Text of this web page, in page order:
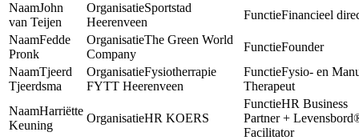
John
van Teijen
Sportstad
Heerenveen
Financieel
Fedde
Pronk
The Green World
Company
Founder
Tjeerd
Tjeerdsma
Fysiotherrapie
FYTT Heerenveen
Fysio- en
Therapeut
Harriëtte
Keuning
HR KOERS
HR Business
Partner +
Facilitator